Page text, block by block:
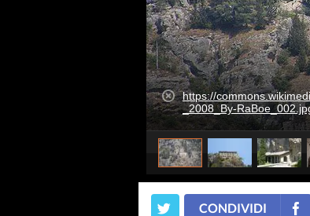
https://
_2008_By-
CONDIVIDI